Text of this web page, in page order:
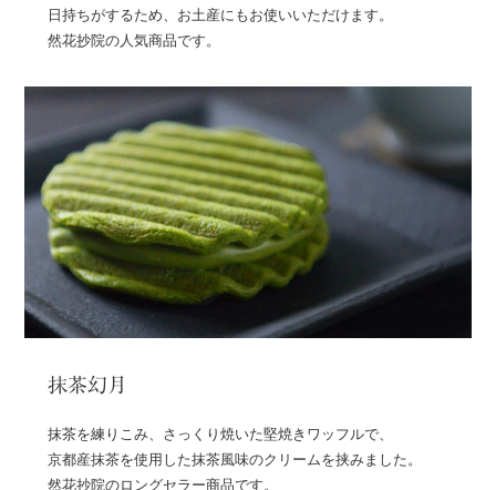
日持ちがするため、お土産にもお使いいただけます。
然花抄院の人気商品です。
抹茶幻月
抹茶を練りこみ、さっくり焼いた堅焼きワッフルで、
京都産抹茶を使用した抹茶風味のクリームを挟みました。
然花抄院のロングセラー商品です。